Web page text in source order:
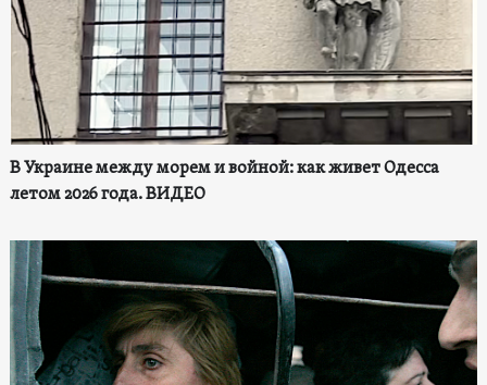
В Украине между морем и войной: как живет Одесса
летом 2026 года. ВИДЕО